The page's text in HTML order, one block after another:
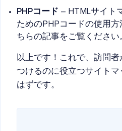
PHPコード – HTMLサイト
ためのPHPコードの使用方
ちらの記事をご覧ください
以上です！これで、訪問
つけるのに役立つサイトマ
はずです。